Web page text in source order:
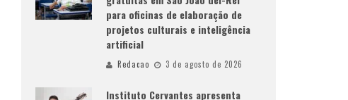
para oficinas de elaboração de
projetos culturais e inteligência
artificial
Redacao 3 de agosto de 2026
Instituto Cervantes apresenta